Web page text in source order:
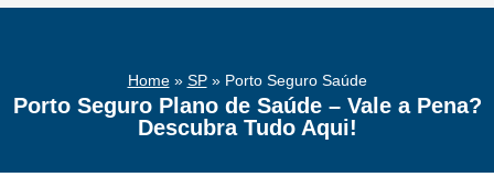
Home» SP» Porto Seguro Saúde
Porto Seguro Plano de Saúde – Vale a Pena?
Descubra Tudo Aqui!